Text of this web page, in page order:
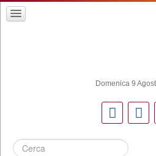
Domenica 9
Cerca